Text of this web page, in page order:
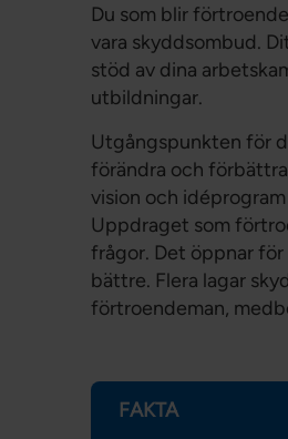
Du som blir
vara skyddsombud.
stöd av dina
utbildningar.
Utgångspunkten för
förändra och
vision och
Uppdraget som
frågor. Det öppnar
bättre. Flera lagar
förtroendeman,
FAKTA